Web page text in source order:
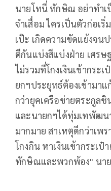
นายโทนี่ ทักษิณ อย่าทำ
จำเสื่อม ใครเป็นตัวก่อเ
เป๊ะ เกิดความขัดแย้งจน
ตีกันแบ่งสีแบ่งฝ่าย เศรษ
ไม่รวมที่โกงเงินเข้ากระ
ยกฯประยุทธ์ต้องเข้ามา
กว่ายุคเครือข่ายตระกูล
และนายกฯได้ทุ่มเทพัฒน
มากมาย สาเหตุดีกว่าเพ
โกงกิน หาเงินเข้ากระเ
ทักษิณและพวกพ้อง" นา